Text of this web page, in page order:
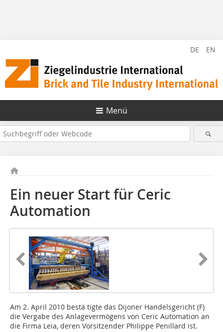
DE EN
Menü
Ein neuer Start für Ceric
Automation
Am 2. April 2010 bestä tigte das Dijoner Handelsgericht (F)
die Vergabe des Anlagevermögens von Ceric Automation an
die Firma Leia, deren Vorsitzender Philippe Penillard ist.